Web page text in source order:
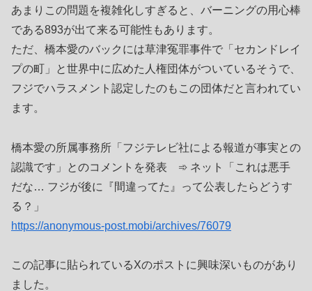
あまりこの問題を複雑化しすぎると、バーニングの用心棒
である893が出て来る可能性もあります。
ただ、橋本愛のバックには草津冤罪事件で「セカンドレイ
プの町」と世界中に広めた人権団体がついているそうで、
フジでハラスメント認定したのもこの団体だと言われてい
ます。
橋本愛の所属事務所「フジテレビ社による報道が事実との
認識です」とのコメントを発表 ➾ ネット「これは悪手
だな… フジが後に『間違ってた』って公表したらどうす
る？」
https://anonymous-post.mobi/archives/76079
この記事に貼られているXのポストに興味深いものがあり
ました。